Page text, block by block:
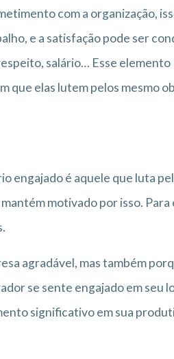
com a organização,
e a satisfação pode ser
salário… Esse elemento
que elas lutem pelos mesmo
engajado é aquele que luta
motivado por isso. Para
agradável, mas também
se sente engajado em seu
significativo em sua